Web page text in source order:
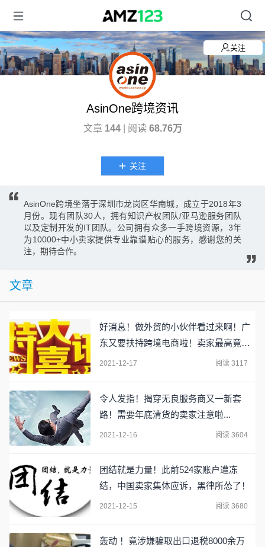
关注
AsinOne跨境资讯
文章 144| 阅读 68.76万
关注
AsinOne跨境坐落于深圳市龙岗区华南城，成立于2018年3
月份。现有团队30人，拥有知识产权团队/亚马逊服务团队
以及定制开发的IT团队。公司拥有众多一手跨境资源，3年
为10000+中小卖家提供专业靠谱贴心的服务，感谢您的关
注，期待合作。
文章
好消息！做外贸的小伙伴看过来啊！广
东又要扶持跨境电商啦！卖家最高竟可
获300万元！
2021-12-17 阅读 3117
令人发指！揭穿无良服务商又一新套
路！需要年底清货的卖家注意啦...
2021-12-16 阅读 3604
团结就是力量！此前524家账户遭冻
结，中国卖家集体应诉，黑律所怂了！
2021-12-15 阅读 3680
轰动 ！竟涉嫌骗取出口退税8000余万